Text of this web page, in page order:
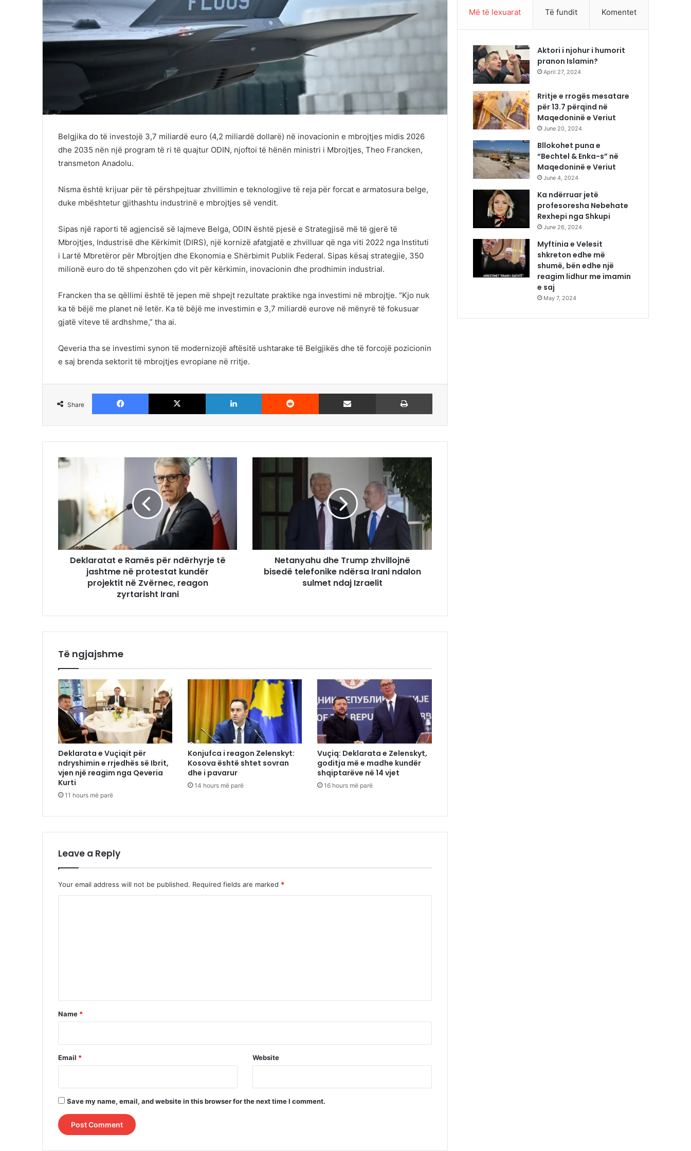
Belgjika do të investojë 3,7 miliardë euro (4,2 miliardë dollarë) në inovacionin e mbrojtjes midis 2026
dhe 2035 nën një program të ri të quajtur ODIN, njoftoi të hënën ministri i Mbrojtjes, Theo Francken,
transmeton Anadolu.
Nisma është krijuar për të përshpejtuar zhvillimin e teknologjive të reja për forcat e armatosura belge,
duke mbështetur gjithashtu industrinë e mbrojtjes së vendit.
Sipas një raporti të agjencisë së lajmeve Belga, ODIN është pjesë e Strategjisë më të gjerë të
Mbrojtjes, Industrisë dhe Kërkimit (DIRS), një kornizë afatgjatë e zhvilluar që nga viti 2022 nga Instituti
i Lartë Mbretëror për Mbrojtjen dhe Ekonomia e Shërbimit Publik Federal. Sipas kësaj strategjie, 350
milionë euro do të shpenzohen çdo vit për kërkimin, inovacionin dhe prodhimin industrial.
Francken tha se qëllimi është të jepen më shpejt rezultate praktike nga investimi në mbrojtje. “Kjo nuk
ka të bëjë me planet në letër. Ka të bëjë me investimin e 3,7 miliardë eurove në mënyrë të fokusuar
gjatë viteve të ardhshme,” tha ai.
Qeveria tha se investimi synon të modernizojë aftësitë ushtarake të Belgjikës dhe të forcojë pozicionin
e saj brenda sektorit të mbrojtjes evropiane në rritje.
Share
Facebook X LinkedIn Reddit Share via Email
Deklaratat e Ramës për ndërhyrje të
jashtme në protestat kundër
projektit në Zvërnec, reagon
zyrtarisht Irani
Netanyahu dhe Trump zhvillojnë
bisedë telefonike ndërsa Irani ndalon
sulmet ndaj Izraelit
Të ngjajshme
Deklarata e Vuçiqit për
ndryshimin e rrjedhës së Ibrit,
vjen një reagim nga Qeveria
Kurti
11 hours më parë
Konjufca i reagon Zelenskyt:
Kosova është shtet sovran
dhe i pavarur
14 hours më parë
Vuçiq: Deklarata e Zelenskyt,
goditja më e madhe kundër
shqiptarëve në 14 vjet
16 hours më parë
Leave a Reply
Your email address will not be published. Required fields are marked *
*
Name *
Email * Website
Save my name, email, and website in this browser for the next time I comment.
Më të lexuarat Të fundit Komentet
Aktori i njohur i humorit
pranon Islamin?
April 27, 2024
Rritje e rrogës mesatare
për 13.7 përqind në
Maqedoninë e Veriut
June 20, 2024
Bllokohet puna e
“Bechtel & Enka-s” në
Maqedoninë e Veriut
June 4, 2024
Ka ndërruar jetë
profesoresha Nebehate
Rexhepi nga Shkupi
June 26, 2024
Myftinia e Velesit
shkreton edhe më
shumë, bën edhe një
reagim lidhur me imamin
e saj
May 7, 2024